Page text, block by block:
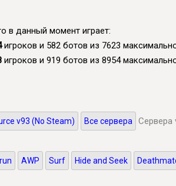
в данный момент играет:
игроков и 582 ботов из 7623
игроков и 919 ботов из 8954
v93 (No Steam) Все сервера Сервера
AWP Surf Hide and Seek